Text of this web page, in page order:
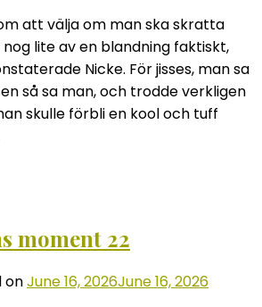
att välja om man ska skratta
lite av en blandning faktiskt,
Nicke. För jisses, man sa
så sa man, och trodde verkligen
skulle förbli en kool och tuff
moment 22
onJune 16, 2026June 16, 2026